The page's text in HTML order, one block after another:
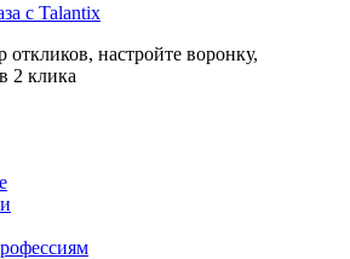
с Talantix
откликов, настройте воронку,
2 клика